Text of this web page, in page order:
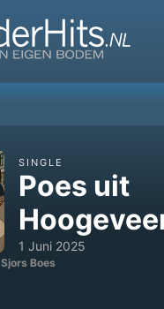
SINGLE
Poes uit
1 Juni 2025
Sjors Boes